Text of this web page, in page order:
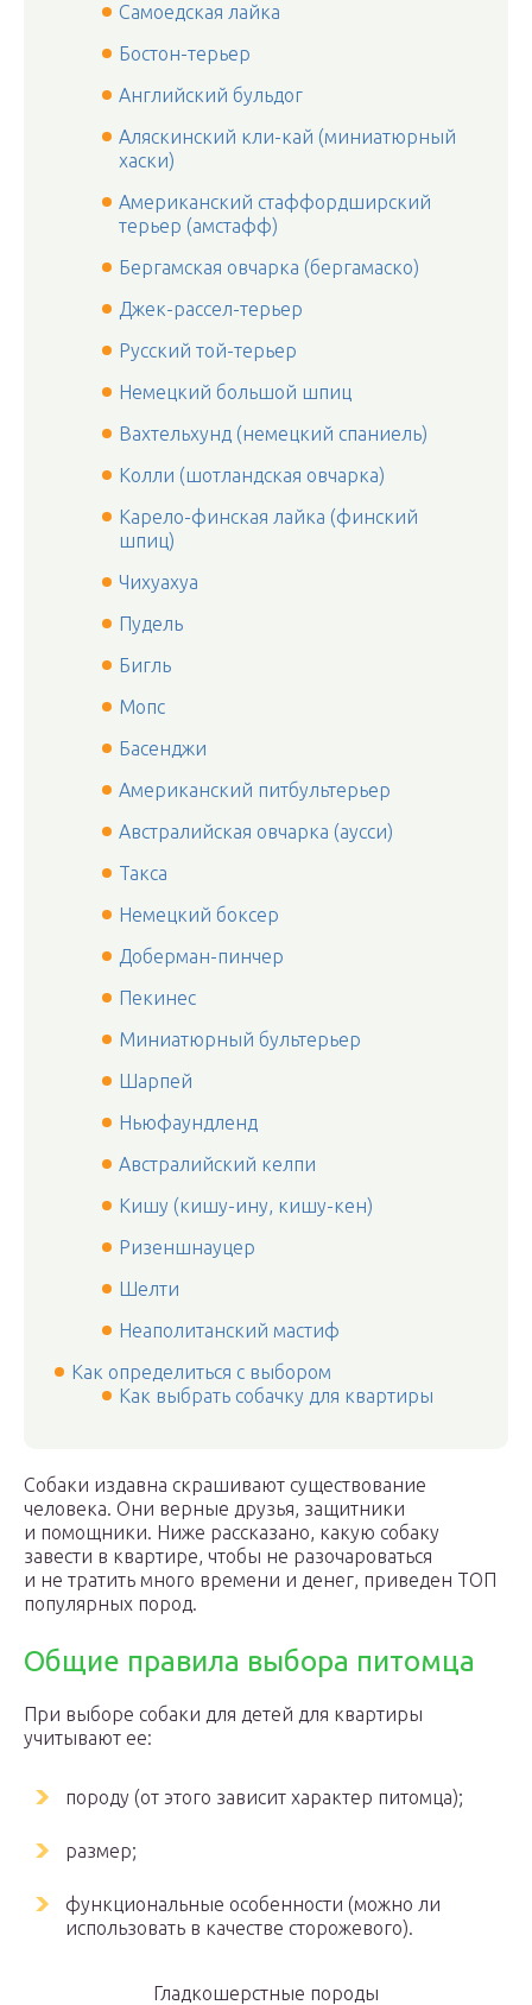
Самоедская лайка
Бостон-терьер
Английский бульдог
Аляскинский кли-кай (миниатюрный
хаски)
Американский стаффордширский
терьер (амстафф)
Бергамская овчарка (бергамаско)
Джек-рассел-терьер
Русский той-терьер
Немецкий большой шпиц
Вахтельхунд (немецкий спаниель)
Колли (шотландская овчарка)
Карело-финская лайка (финский
шпиц)
Чихуахуа
Пудель
Бигль
Мопс
Басенджи
Американский питбультерьер
Австралийская овчарка (аусси)
Такса
Немецкий боксер
Доберман-пинчер
Пекинес
Миниатюрный бультерьер
Шарпей
Ньюфаундленд
Австралийский келпи
Кишу (кишу-ину, кишу-кен)
Ризеншнауцер
Шелти
Неаполитанский мастиф
Как определиться с выбором
Как выбрать собачку для квартиры
Собаки издавна скрашивают существование
человека. Они верные друзья, защитники
и помощники. Ниже рассказано, какую собаку
завести в квартире, чтобы не разочароваться
и не тратить много времени и денег, приведен ТОП
популярных пород.
Общие правила выбора питомца
При выборе собаки для детей для квартиры
учитывают ее:
породу (от этого зависит характер питомца);
размер;
функциональные особенности (можно ли
использовать в качестве сторожевого).
Гладкошерстные породы